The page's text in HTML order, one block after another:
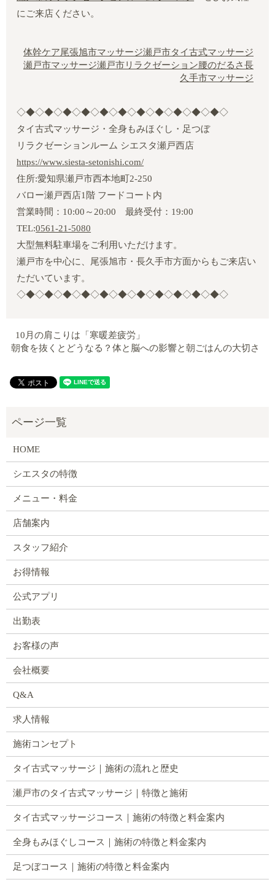
にご来店ください。
体幹ケア尾張旭市マッサージ瀬戸市タイ古式マッサージ
瀬戸市マッサージ瀬戸市リラクゼーション腰のだるさ長
久手市マッサージ
◇◆◇◆◇◆◇◆◇◆◇◆◇◆◇◆◇◆◇◆◇◆◇
タイ古式マッサージ・全身もみほぐし・足つぼ
リラクゼーションルーム シエスタ瀬戸西店
https://www.siesta-setonishi.com/
住所:愛知県瀬戸市西本地町2‐250
バロー瀬戸西店1階 フードコート内
営業時間：10:00～20:00 最終受付：19:00
TEL:0561-21-5080
大型無料駐車場をご利用いただけます。
瀬戸市を中心に、尾張旭市・長久手市方面からもご来店い
ただいています。
◇◆◇◆◇◆◇◆◇◆◇◆◇◆◇◆◇◆◇◆◇◆◇
10月の肩こりは「寒暖差疲労」
朝食を抜くとどうなる？体と脳への影響と朝ごはんの大切さ
HOME
シエスタの特徴
メニュー・料金
店舗案内
スタッフ紹介
お得情報
公式アプリ
出勤表
お客様の声
会社概要
Q&A
求人情報
施術コンセプト
タイ古式マッサージ｜施術の流れと歴史
瀬戸市のタイ古式マッサージ｜特徴と施術
タイ古式マッサージコース｜施術の特徴と料金案内
全身もみほぐしコース｜施術の特徴と料金案内
足つぼコース｜施術の特徴と料金案内